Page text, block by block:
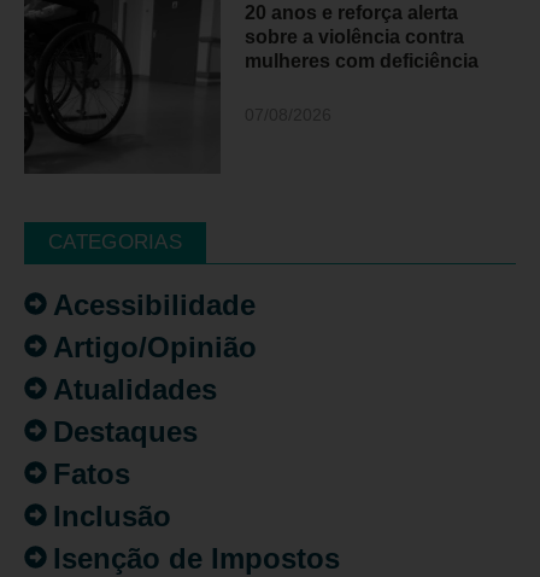
20 anos e reforça alerta
sobre a violência contra
mulheres com deficiência
CATEGORIAS
Acessibilidade
Artigo/Opinião
Atualidades
Destaques
Fatos
Inclusão
Isenção de Impostos